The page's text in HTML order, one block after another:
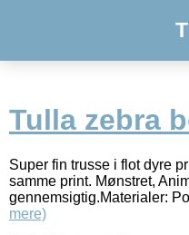
Tulla zebra
Super fin trusse i flot dyre
samme print. Mønstret,
gennemsigtig.Materialer:
mere)